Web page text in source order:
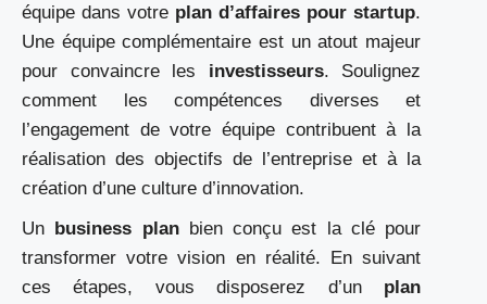
équipe dans votre plan d’affaires pour startup.
Une équipe complémentaire est un atout majeur
pour convaincre les investisseurs. Soulignez
comment les compétences diverses et
l’engagement de votre équipe contribuent à la
réalisation des objectifs de l’entreprise et à la
création d’une culture d’innovation.
Un business planbien conçu est la clé pour
transformer votre vision en réalité. En suivant
ces étapes, vous disposerez d’un plan